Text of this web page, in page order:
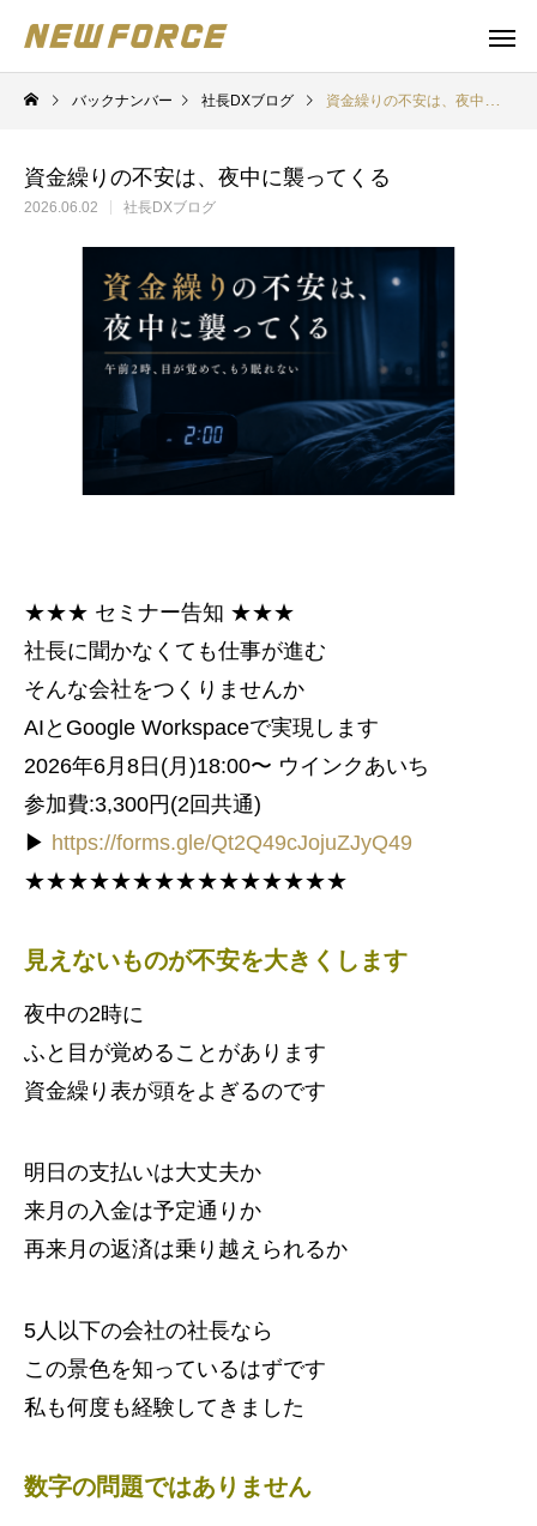
WEBコンテンツ
バックナンバー 社長DXブログ 資金繰りの不安は、夜中に襲ってくる
資金繰りの不安は、夜中に襲ってくる
2026.06.02 社長DXブログ
★★★ セミナー告知 ★★★
社長に聞かなくても仕事が進む
そんな会社をつくりませんか
AIとGoogle Workspaceで実現します
2026年6月8日(月)18:00〜 ウインクあいち
参加費:3,300円(2回共通)
▶ https://forms.gle/Qt2Q49cJojuZJyQ49
★★★★★★★★★★★★★★★
見えないものが不安を大きくします
夜中の2時に
ふと目が覚めることがあります
資金繰り表が頭をよぎるのです
明日の支払いは大丈夫か
来月の入金は予定通りか
再来月の返済は乗り越えられるか
5人以下の会社の社長なら
この景色を知っているはずです
私も何度も経験してきました
数字の問題ではありません